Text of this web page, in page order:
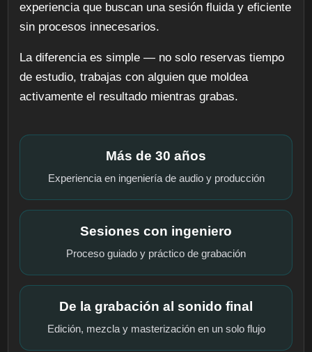
experiencia que buscan una sesión fluida y eficiente
sin procesos innecesarios.
La diferencia es simple — no solo reservas tiempo
de estudio, trabajas con alguien que moldea
activamente el resultado mientras grabas.
Más de 30 años
Experiencia en ingeniería de audio y producción
Sesiones con ingeniero
Proceso guiado y práctico de grabación
De la grabación al sonido final
Edición, mezcla y masterización en un solo flujo